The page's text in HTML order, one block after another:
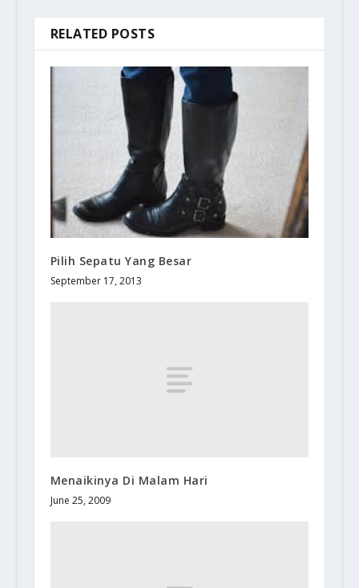
RELATED POSTS
Pilih Sepatu Yang Besar
September 17, 2013
Menaikinya Di Malam Hari
June 25, 2009